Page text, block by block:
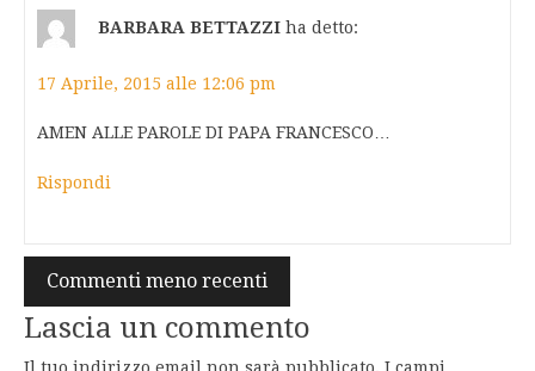
BARBARA BETTAZZI ha detto:
17 Aprile, 2015 alle 12:06 pm
AMEN ALLE PAROLE DI PAPA FRANCESCO…
Rispondi
Navigazione
commenti
Commenti meno recenti
Lascia un commento